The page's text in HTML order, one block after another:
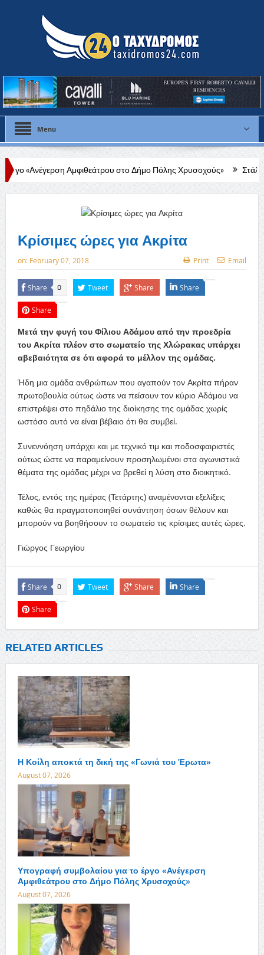
Menu
Αμφιθεάτρου στο Δήμο Πόλης Χρυσοχούς» Στάλω Γεωργίου: Στο
Κρίσιμες ώρες για Ακρίτα
on: February 07, 2018 Print Email
Share 0 Tweet Share Share
Share
Μετά την φυγή του Φίλιου Αδάμου από την προεδρία
του Ακρίτα πλέον στο σωματείο της Χλώρακας υπάρχει
αβεβαιότητα σε ότι αφορά το μέλλον της ομάδας.
Ήδη μια ομάδα ανθρώπων που αγαπούν τον Ακρίτα πήραν
πρωτοβουλία ούτως ώστε να πείσουν τον κύριο Αδάμου να
επιστρέψει στο πηδάλιο της διοίκησης της ομάδας χωρίς
ωστόσο αυτό να είναι βέβαιο ότι θα συμβεί.
Συνεννόηση υπάρχει και με τεχνικό τιμ και ποδοσφαιριστές
ούτως ώστε να παραμείνουν προσηλωμένοι στα αγωνιστικά
θέματα της ομάδας μέχρι να βρεθεί η λύση στο διοικητικό.
Τέλος, εντός της ημέρας (Τετάρτης) αναμένονται εξελίξεις
καθώς θα πραγματοποιηθεί συνάντηση όσων θέλουν και
μπορούν να βοηθήσουν το σωματείο τις κρίσιμες αυτές ώρες.
Γιώργος Γεωργίου
Share 0 Tweet Share Share
Share
RELATED ARTICLES
Η Κοίλη αποκτά τη δική της «Γωνιά του Έρωτα»
August 07, 2026
Υπογραφή συμβολαίου για το έργο «Ανέγερση
Αμφιθεάτρου στο Δήμο Πόλης Χρυσοχούς»
August 07, 2026